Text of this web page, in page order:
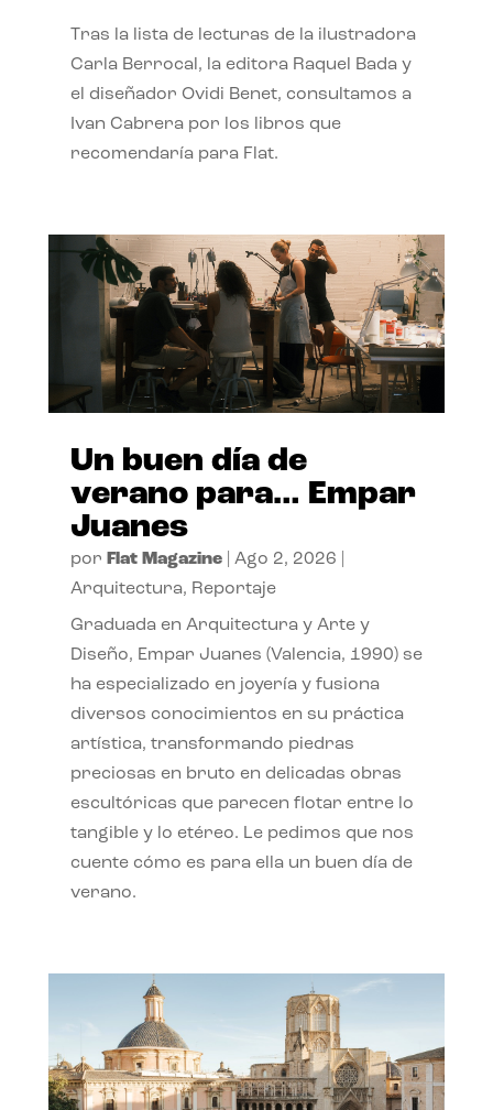
Tras la lista de lecturas de la ilustradora
Carla Berrocal, la editora Raquel Bada y
el diseñador Ovidi Benet, consultamos a
Ivan Cabrera por los libros que
recomendaría para Flat.
Un buen día de
verano para… Empar
Juanes
por Flat Magazine| Ago 2, 2026
Arquitectura, Reportaje
Graduada en Arquitectura y Arte y
Diseño, Empar Juanes (Valencia, 1990) se
ha especializado en joyería y fusiona
diversos conocimientos en su práctica
artística, transformando piedras
preciosas en bruto en delicadas obras
escultóricas que parecen flotar entre lo
tangible y lo etéreo. Le pedimos que nos
cuente cómo es para ella un buen día de
verano.